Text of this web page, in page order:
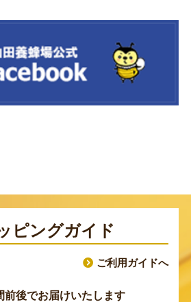
ピングガイド
ご利用ガイドへ
前後でお届けいたします